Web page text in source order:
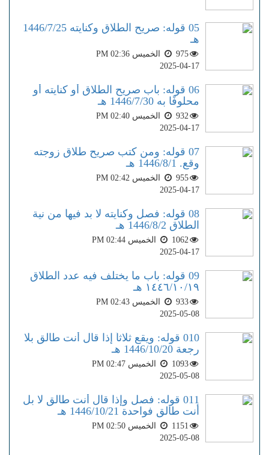
05 قوله: صريح الطلاق وكنايته 1446/7/25
هـ
975
الخميس PM 02:36
2025-04-17
06 قوله: باب صريح الطلاق أو كنايته أو
محلوفًا به 1446/7/30 هـ
932
الخميس PM 02:40
2025-04-17
07 قوله: ومن كتب صريح طلاق زوجته
وقع. 1446/8/1 هـ
955
الخميس PM 02:42
2025-04-17
08 قوله: فصل وكنايته لا بد فيها من نية
الطلاق 1446/8/2 هـ
1062
الخميس PM 02:44
2025-04-17
09 قوله: باب ما يختلف فيه عدد الطلاق
١٤٤٦/١٠/١٩ هـ
933
الخميس PM 02:43
2025-05-08
010 قوله: ويقع ثلاثاً إذا قال أنت طالق بلا
رجعة 1446/10/20 هـ
1093
الخميس PM 02:47
2025-05-08
011 قوله: فصل وإذا قال أنت طالق لا بل
أنت طالق فواحدة 1446/10/21 هـ
1151
الخميس PM 02:50
2025-05-08